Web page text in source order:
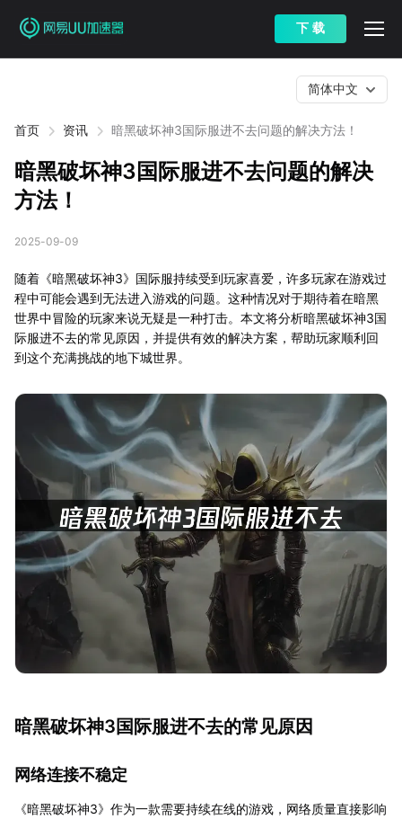
下 载
首页 资讯 暗黑破坏神3国际服进不去问题的解决方法！
简体中文
暗黑破坏神3国际服进不去问题的解决
方法！
2025-09-09
随着《暗黑破坏神3》国际服持续受到玩家喜爱，许多玩家在游戏过
程中可能会遇到无法进入游戏的问题。这种情况对于期待着在暗黑
世界中冒险的玩家来说无疑是一种打击。本文将分析暗黑破坏神3国
际服进不去的常见原因，并提供有效的解决方案，帮助玩家顺利回
到这个充满挑战的地下城世界。
暗黑破坏神3国际服进不去的常见原因
网络连接不稳定
《暗黑破坏神3》作为一款需要持续在线的游戏，网络质量直接影响